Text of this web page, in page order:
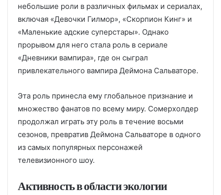
небольшие роли в различных фильмах и сериалах,
включая «Девочки Гилмор», «Скорпион Кинг» и
«Маленькие адские суперстары». Однако
прорывом для него стала роль в сериале
«Дневники вампира», где он сыграл
привлекательного вампира Деймона Сальваторе.
Эта роль принесла ему глобальное признание и
множество фанатов по всему миру. Сомерхолдер
продолжал играть эту роль в течение восьми
сезонов, превратив Деймона Сальваторе в одного
из самых популярных персонажей
телевизионного шоу.
Активность в области экологии